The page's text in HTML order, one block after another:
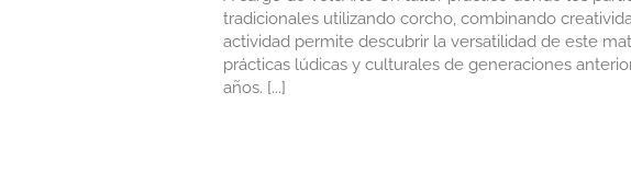
tradicionales utilizando corcho, combinando
actividad permite descubrir la versatilidad de este
prácticas lúdicas y culturales de generaciones
años. [...]